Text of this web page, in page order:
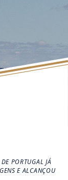
PORTUGAL JÁ
E ALCANÇOU